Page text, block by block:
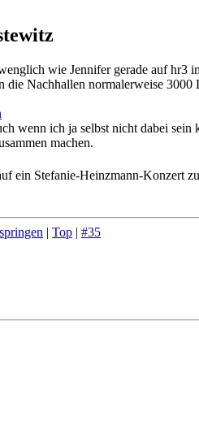
wie Jennifer gerade auf
Nachhallen normalerweise
wenn ich ja selbst nicht dabei sein
machen.
ein Stefanie-Heinzmann-Konzert
| Top | #35